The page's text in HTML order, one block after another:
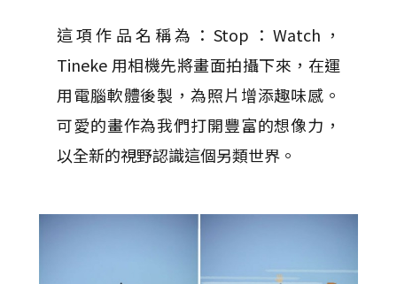
這項作品名稱為：Stop：Watch，
Tineke 用相機先將畫面拍攝下來，在運
用電腦軟體後製，為照片增添趣味感。
可愛的畫作為我們打開豐富的想像力，
以全新的視野認識這個另類世界。